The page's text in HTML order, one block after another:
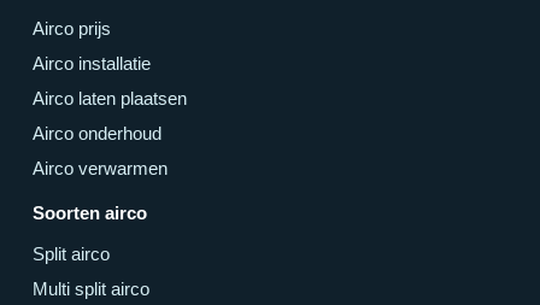
Airco prijs
Airco installatie
Airco laten plaatsen
Airco onderhoud
Airco verwarmen
Soorten airco
Split airco
Multi split airco